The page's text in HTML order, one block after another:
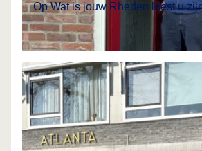
Op Wat is jouw Rheden leest u
Lees meer over Ervaringsverhalen